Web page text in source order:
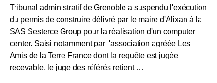
Tribunal administratif de Grenoble a suspendu l'exécution
du permis de construire délivré par le maire d'Alixan à la
SAS Sesterce Group pour la réalisation d'un computer
center. Saisi notamment par l'association agréée Les
Amis de la Terre France dont la requête est jugée
recevable, le juge des référés retient …